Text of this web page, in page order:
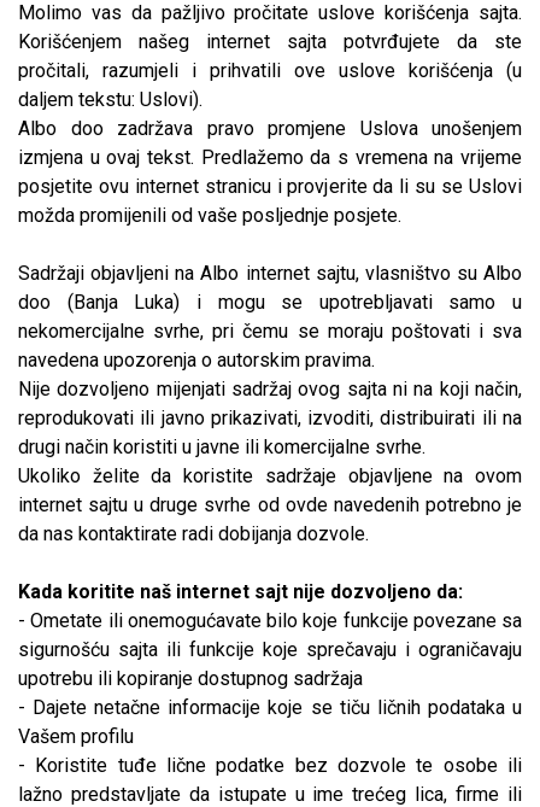
Molimo vas da pažljivo pročitate uslove korišćenja sajta.
Korišćenjem našeg internet sajta potvrđujete da ste
pročitali, razumjeli i prihvatili ove uslove korišćenja (u
daljem tekstu: Uslovi).
Albo doo zadržava pravo promjene Uslova unošenjem
izmjena u ovaj tekst. Predlažemo da s vremena na vrijeme
posjetite ovu internet stranicu i provjerite da li su se Uslovi
možda promijenili od vaše posljednje posjete.
Sadržaji objavljeni na Albo internet sajtu, vlasništvo su Albo
doo (Banja Luka) i mogu se upotrebljavati samo u
nekomercijalne svrhe, pri čemu se moraju poštovati i sva
navedena upozorenja o autorskim pravima.
Nije dozvoljeno mijenjati sadržaj ovog sajta ni na koji način,
reprodukovati ili javno prikazivati, izvoditi, distribuirati ili na
drugi način koristiti u javne ili komercijalne svrhe.
Ukoliko želite da koristite sadržaje objavljene na ovom
internet sajtu u druge svrhe od ovde navedenih potrebno je
da nas kontaktirate radi dobijanja dozvole.
Kada koritite naš internet sajt nije dozvoljeno da:
- Ometate ili onemogućavate bilo koje funkcije povezane sa
sigurnošću sajta ili funkcije koje sprečavaju i ograničavaju
upotrebu ili kopiranje dostupnog sadržaja
- Dajete netačne informacije koje se tiču ličnih podataka u
Vašem profilu
- Koristite tuđe lične podatke bez dozvole te osobe ili
lažno predstavljate da istupate u ime trećeg lica, firme ili